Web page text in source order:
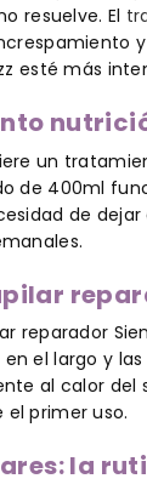
resuelve. El
esté más
un
de 400ml
de
reparador
el largo y
al calor del
primer uso.
la